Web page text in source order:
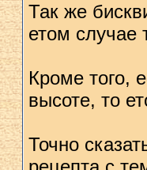
Так же
етом случае
Кроме того,
высотe, то
Точно